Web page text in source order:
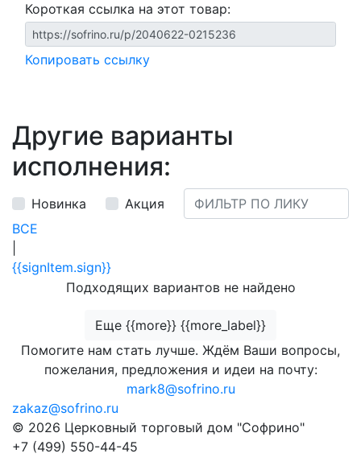
Короткая ссылка на этот товар:
Копировать ссылку
Другие варианты
исполнения:
Новинка
Акция
ВСЕ
{{signItem.sign}}
Подходящих вариантов не найдено
Еще {{more}} {{more_label}}
Помогите нам стать лучше. Ждём Ваши вопросы,
пожелания, предложения и идеи на почту:
mark8@sofrino.ru
zakaz@sofrino.ru
© 2026 Церковный торговый дом "Софрино"
+7 (499) 550-44-45